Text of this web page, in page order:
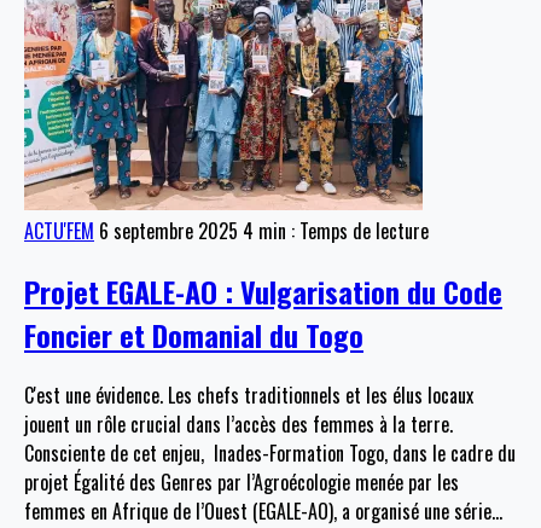
ACTU'FEM 6 septembre 2025 4 min : Temps de lecture
Projet EGALE-AO : Vulgarisation du Code
Foncier et Domanial du Togo
C'est une évidence. Les chefs traditionnels et les élus locaux
jouent un rôle crucial dans l’accès des femmes à la terre.
Consciente de cet enjeu, Inades-Formation Togo, dans le cadre du
projet Égalité des Genres par l’Agroécologie menée par les
femmes en Afrique de l’Ouest (EGALE-AO), a organisé une série…